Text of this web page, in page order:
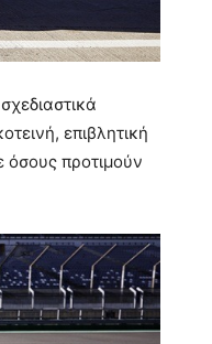
επιβλητική
όσους προτιμούν